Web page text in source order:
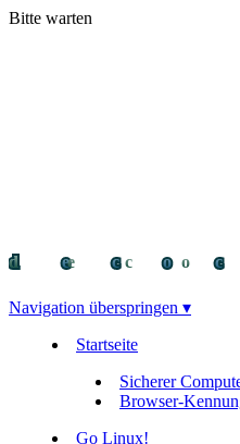
Bitte warten
deco
Navigation überspringen ▾
Startseite
Sicherer
Browser-
Go Linux!